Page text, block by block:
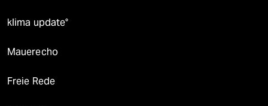
klima update°
Mauerecho
Freie Rede